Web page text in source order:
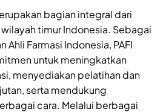
bagian integral dari
timur Indonesia. Sebagai
Ahli Farmasi Indonesia, PAFI
untuk meningkatkan
menyediakan pelatihan dan
serta mendukung
cara. Melalui berbagai